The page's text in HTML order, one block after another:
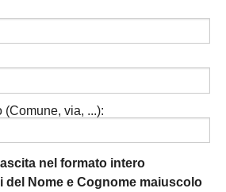
(Comune, via, ...):
nel formato intero
del Nome e Cognome maiuscolo